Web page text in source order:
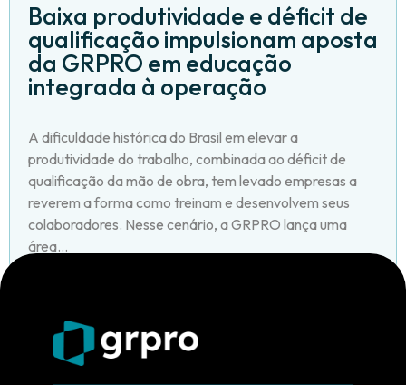
Baixa produtividade e déficit de
qualificação impulsionam aposta
da GRPRO em educação
integrada à operação
A dificuldade histórica do Brasil em elevar a
produtividade do trabalho, combinada ao déficit de
qualificação da mão de obra, tem levado empresas a
reverem a forma como treinam e desenvolvem seus
colaboradores. Nesse cenário, a GRPRO lança uma
área...